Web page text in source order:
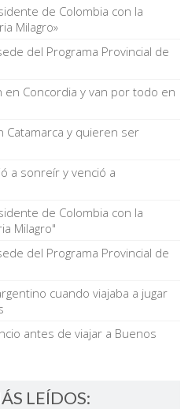
de Colombia con la
Milagro»
del Programa Provincial de
en Concordia y van por todo en
Catamarca y quieren ser
a sonreír y venció a
de Colombia con la
Milagro"
del Programa Provincial de
cuando viajaba a jugar
antes de viajar a Buenos
LEÍDOS: